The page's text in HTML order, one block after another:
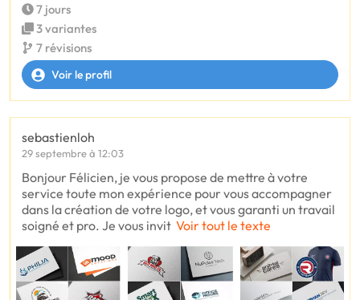
7 jours
3 variantes
7 révisions
Voir le profil
sebastienloh
29 septembre à 12:03
Bonjour Félicien, je vous propose de mettre à votre
service toute mon expérience pour vous accompagner
dans la création de votre logo, et vous garanti un travail
soigné et pro. Je vous invit Voir tout le texte